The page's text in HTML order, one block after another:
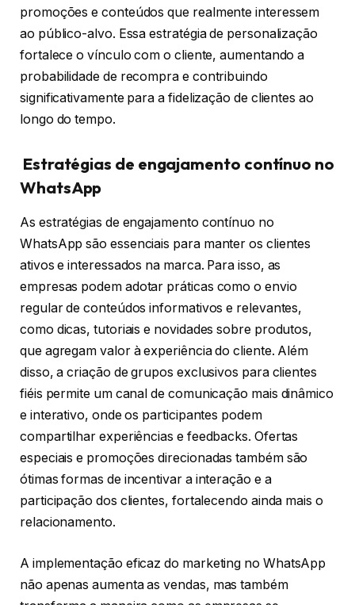
promoções e conteúdos que realmente interessem
ao público-alvo. Essa estratégia de personalização
fortalece o vínculo com o cliente, aumentando a
probabilidade de recompra e contribuindo
significativamente para a fidelização de clientes ao
longo do tempo.
Estratégias de engajamento contínuo no
WhatsApp
As estratégias de engajamento contínuo no
WhatsApp são essenciais para manter os clientes
ativos e interessados na marca. Para isso, as
empresas podem adotar práticas como o envio
regular de conteúdos informativos e relevantes,
como dicas, tutoriais e novidades sobre produtos,
que agregam valor à experiência do cliente. Além
disso, a criação de grupos exclusivos para clientes
fiéis permite um canal de comunicação mais dinâmico
e interativo, onde os participantes podem
compartilhar experiências e feedbacks. Ofertas
especiais e promoções direcionadas também são
ótimas formas de incentivar a interação e a
participação dos clientes, fortalecendo ainda mais o
relacionamento.
A implementação eficaz do marketing no WhatsApp
não apenas aumenta as vendas, mas também